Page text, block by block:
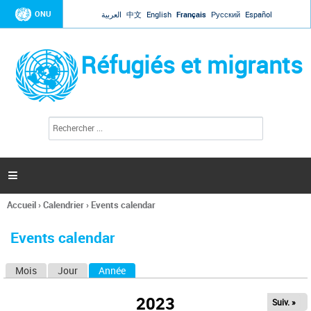
Jump to navigation
ONU العربية 中文 English Français Русский Español
Réfugiés et migrants
l
c
h
e

Vous
ici
Accueil›Calendrier› Events calendar
Events calendar
Mois Jour Année
2023 Suiv. »